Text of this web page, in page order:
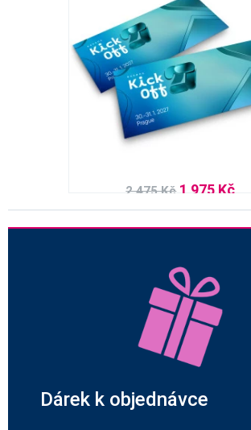
2 475 Kč 1 975 Kč
Dárek k objednávce